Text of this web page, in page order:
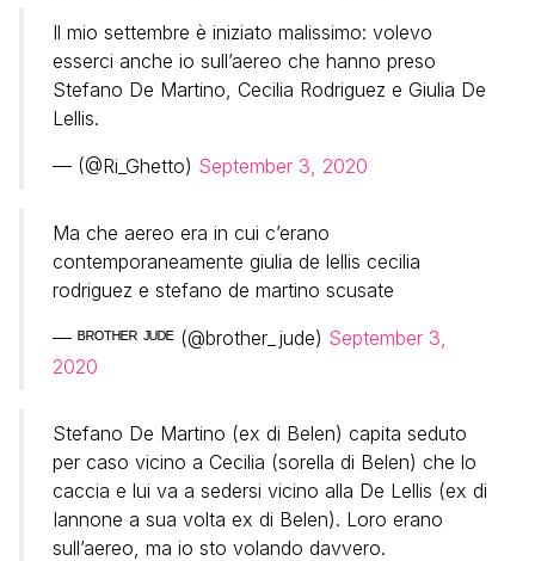
Il mio settembre è iniziato malissimo: volevo
esserci anche io sull’aereo che hanno preso
Stefano De Martino, Cecilia Rodriguez e Giulia De
Lellis.
— (@Ri_Ghetto) September 3, 2020
Ma che aereo era in cui c’erano
contemporaneamente giulia de lellis cecilia
rodriguez e stefano de martino scusate
— ᴮᴿᴼᵀᴴᴱᴿ ᴶᵁᴰᴱ (@brother_jude) September 3,
2020
Stefano De Martino (ex di Belen) capita seduto
per caso vicino a Cecilia (sorella di Belen) che lo
caccia e lui va a sedersi vicino alla De Lellis (ex di
Iannone a sua volta ex di Belen). Loro erano
sull’aereo, ma io sto volando davvero.